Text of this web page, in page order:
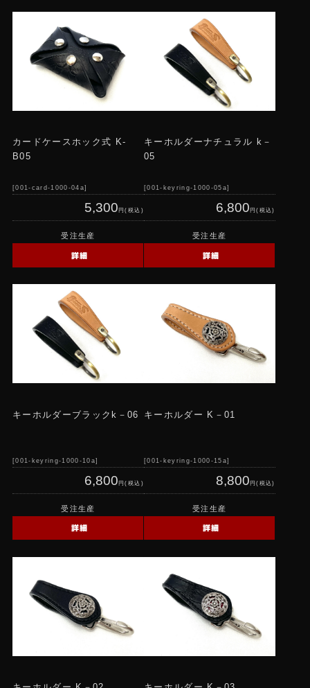
カードケースホック式 K-
B05
001-card-1000-04a
5,300円(税込)
受注生産
詳細
キーホルダーナチュラル k－
05
001-keyring-1000-05a
6,800円(税込)
受注生産
詳細
キーホルダーブラックk－06
001-keyring-1000-10a
6,800円(税込)
受注生産
詳細
キーホルダー K－01
001-keyring-1000-15a
8,800円(税込)
受注生産
詳細